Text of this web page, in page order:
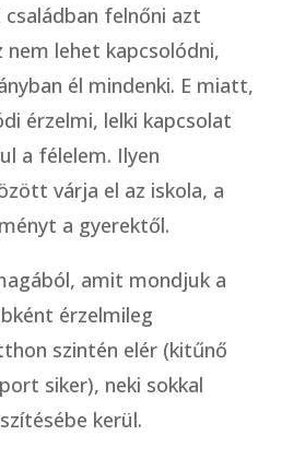
felnőni azt
nem lehet kapcsolódni,
él mindenki. E miatt,
érzelmi, lelki kapcsolat
a félelem. Ilyen
várja el az iskola, a
a gyerektől.
amit mondjuk a
érzelmileg
szintén elér (kitűnő
siker), neki sokkal
kerül.